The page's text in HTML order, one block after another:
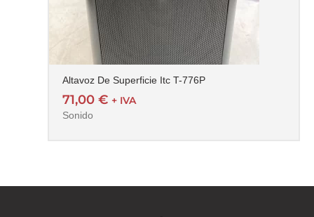
Altavoz De Superficie Itc T-776P
71,00€ + IVA
Sonido